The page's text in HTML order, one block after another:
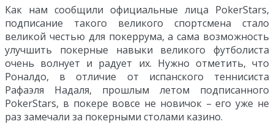
Как нам сообщили официальные лица PokerStars,
подписание такого великого спортсмена стало
великой честью для покеррума, а сама возможность
улучшить покерные навыки великого футболиста
очень волнует и радует их. Нужно отметить, что
Роналдо, в отличие от испанского теннисиста
Рафаэля Надаля, прошлым летом подписанного
PokerStars, в покере вовсе не новичок – его уже не
раз замечали за покерными столами казино.